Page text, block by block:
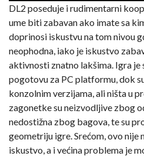
DL2 poseduje i rudimentarni
ume biti zabavan ako imate sa
doprinosi iskustvu na tom nivou
neophodna, iako je iskustvo
aktivnosti znatno lakšima. Igra je
pogotovu za PC platformu, dok
konzolnim verzijama, ali ništa u
zagonetke su neizvodljive zbog
nedostižna zbog bagova, te su
geometriju igre. Srećom, ovo nije
iskustvo, a i većina problema je